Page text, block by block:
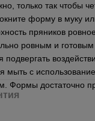
только так чтобы
форму в муку
пряников
ровным и
мыть с
Формы достаточно